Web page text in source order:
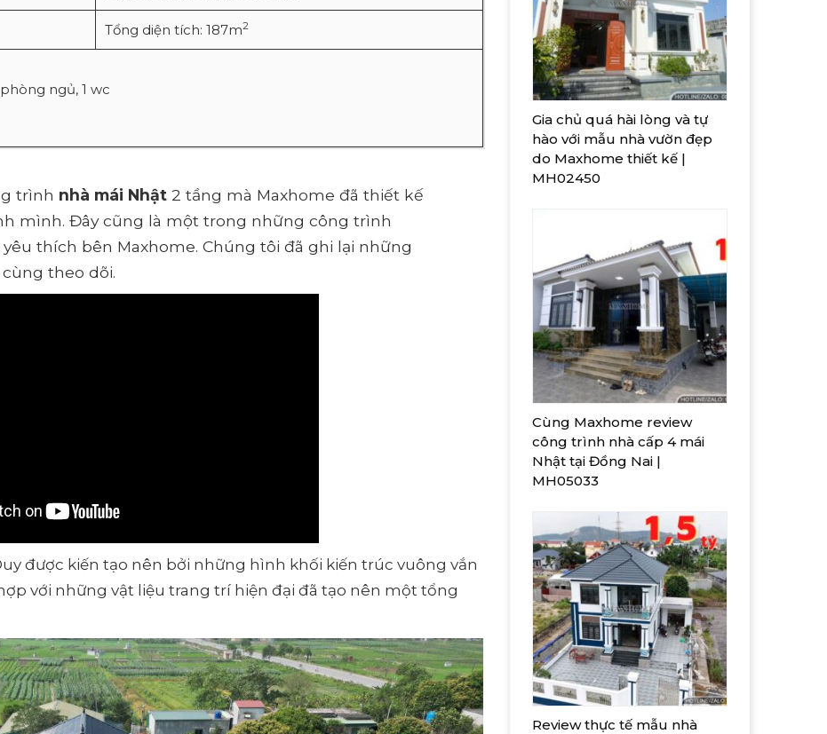
Tổng diện tích: 187m2
ngủ, 1 wc
trình nhà mái Nhật2 tầng mà Maxhome đã thiết kế
mình. Đây cũng là một trong những công trình
thích bên Maxhome. Chúng tôi đã ghi lại những
theo dõi.
được kiến tạo nên bởi những hình khối kiến trúc vuông vắn
với những vật liệu trang trí hiện đại đã tạo nên một tổng
Gia chủ quá hài lòng và tự
hào với mẫu nhà vườn đẹp
do Maxhome thiết kế |
MH02450
Cùng Maxhome review
công trình nhà cấp 4 mái
Nhật tại Đồng Nai |
MH05033
Review thực tế mẫu nhà